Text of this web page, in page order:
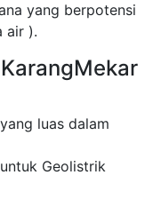
yang berpotensi
air ).
luas dalam
Geolistrik